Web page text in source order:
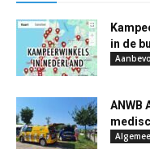
in de
ANWB